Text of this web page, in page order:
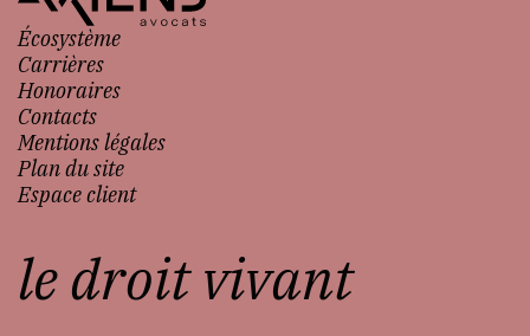
Écosystème
Carrières
Honoraires
Contacts
Mentions légales
Plan du site
Espace client
le droit vivant